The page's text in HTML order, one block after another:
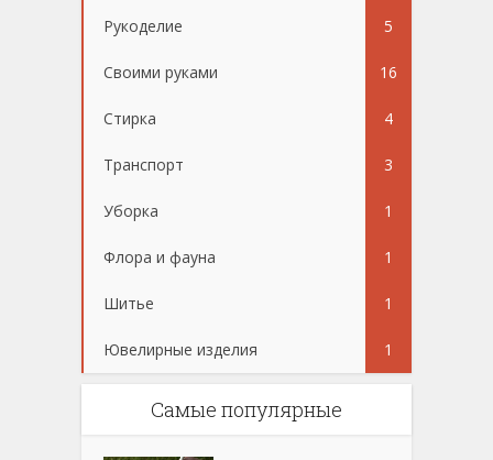
Рукоделие 5
Своими руками 16
Стирка 4
Транспорт 3
Уборка 1
Флора и фауна 1
Шитье 1
Ювелирные изделия 1
Самые популярные